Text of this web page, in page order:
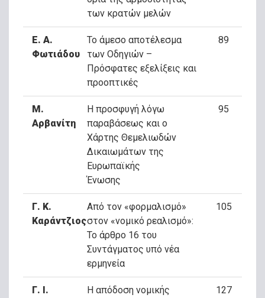
των κρατών μελών
Ε. Α.
Φωτιάδου
Το άμεσο αποτέλεσμα
των Οδηγιών –
Πρόσφατες εξελίξεις και
προοπτικές
89
Μ.
Αρβανίτη
Η προσφυγή λόγω
παραβάσεως και ο
Χάρτης Θεμελιωδών
Δικαιωμάτων της
Ευρωπαϊκής
Ένωσης
95
Γ. Κ.
Καράντζιος
Από τον «φορμαλισμό»
στον «νομικό ρεαλισμό»:
Το άρθρο 16 του
Συντάγματος υπό νέα
ερμηνεία
105
Γ. Ι.
Η απόδοση νομικής
127